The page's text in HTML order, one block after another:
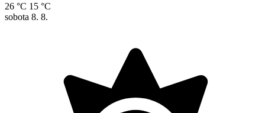
26 °C 15 °C
sobota 8. 8.